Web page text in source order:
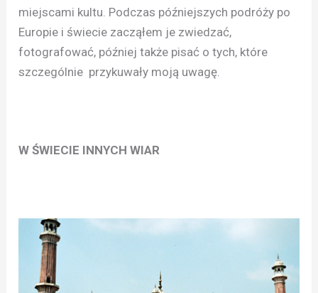
miejscami kultu. Podczas późniejszych podróży po
Europie i świecie zacząłem je zwiedzać,
fotografować, później także pisać o tych, które
szczególnie przykuwały moją uwagę.
W ŚWIECIE INNYCH WIAR